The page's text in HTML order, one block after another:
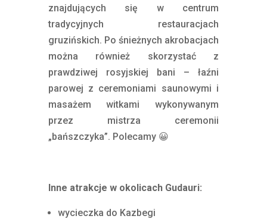
znajdujących się w centrum
tradycyjnych restauracjach
gruzińskich. Po śnieżnych akrobacjach
można również skorzystać z
prawdziwej rosyjskiej bani – łaźni
parowej z ceremoniami saunowymi i
masażem witkami wykonywanym
przez mistrza ceremonii
„bańszczyka”. Polecamy 😀
Inne atrakcje w okolicach Gudauri:
wycieczka do Kazbegi